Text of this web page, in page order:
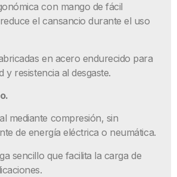
con mango de fácil
el cansancio durante el uso
en acero endurecido para
y resistencia al desgaste.
mediante compresión, sin
de energía eléctrica o neumática.
sencillo que facilita la carga de